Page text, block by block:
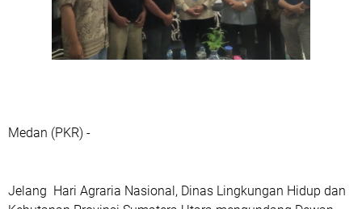
Medan (PKR) -
Jelang Hari Agraria Nasional, Dinas Lingkungan Hidup dan